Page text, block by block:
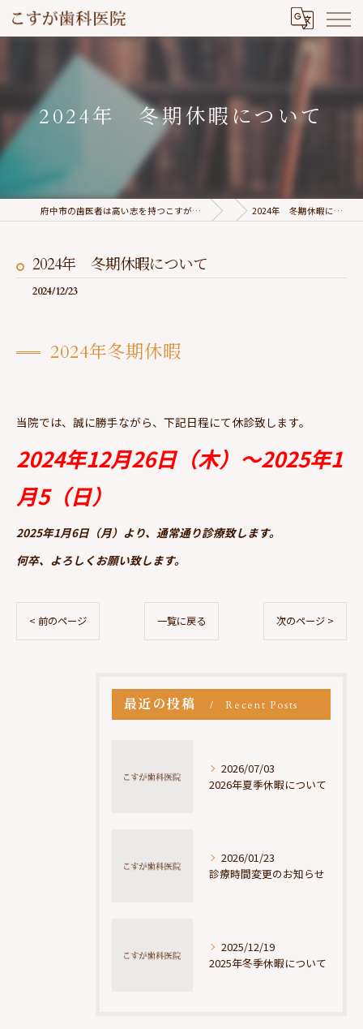
2024年 冬期休暇について
府中市の歯医者は高い志を持つこすが歯科医院 2024年 冬期休暇について
2024年 冬期休暇について
2024/12/23
2024年冬期休暇
当院では、誠に勝手ながら、下記日程にて休診致します。
2024年12月26日（木）～2025年1
月5（日）
2025年1月6日（月）より、通常通り診療致します。
何卒、よろしくお願い致します。
< 前のページ 一覧に戻る 次のページ >
最近の投稿 Recent Posts
2026/07/03
2026年夏季休暇について
2026/01/23
診療時間変更のお知らせ
2025/12/19
2025年冬季休暇について